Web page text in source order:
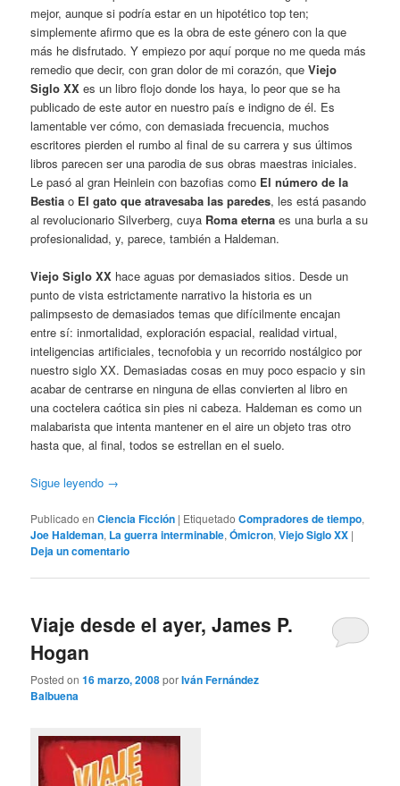
mejor, aunque si podría estar en un hipotético top ten;
simplemente afirmo que es la obra de este género con la que
más he disfrutado. Y empiezo por aquí porque no me queda más
remedio que decir, con gran dolor de mi corazón, queViejo
Siglo XX es un libro flojo donde los haya, lo peor que se ha
publicado de este autor en nuestro país e indigno de él. Es
lamentable ver cómo, con demasiada frecuencia, muchos
escritores pierden el rumbo al final de su carrera y sus últimos
libros parecen ser una parodia de sus obras maestras iniciales.
Le pasó al gran Heinlein con bazofias como El número de la
Bestia o El gato que atravesaba las paredes, les está pasando
al revolucionario Silverberg, cuya Roma eterna es una burla a su
profesionalidad, y, parece, también a Haldeman.
Viejo Siglo XX hace aguas por demasiados sitios. Desde un
punto de vista estrictamente narrativo la historia es un
palimpsesto de demasiados temas que difícilmente encajan
entre sí: inmortalidad, exploración espacial, realidad virtual,
inteligencias artificiales, tecnofobia y un recorrido nostálgico por
nuestro siglo XX. Demasiadas cosas en muy poco espacio y sin
acabar de centrarse en ninguna de ellas convierten al libro en
una coctelera caótica sin pies ni cabeza. Haldeman es como un
malabarista que intenta mantener en el aire un objeto tras otro
hasta que, al final, todos se estrellan en el suelo.
Sigue leyendo →
Publicado en Ciencia Ficción | Etiquetado Compradores de tiempo,
Joe Haldeman, La guerra interminable,Ómicron,Viejo Siglo XX |
Deja un comentario
Viaje desde el ayer, James P.
Hogan
Posted on16 marzo, 2008porIván Fernández
Balbuena